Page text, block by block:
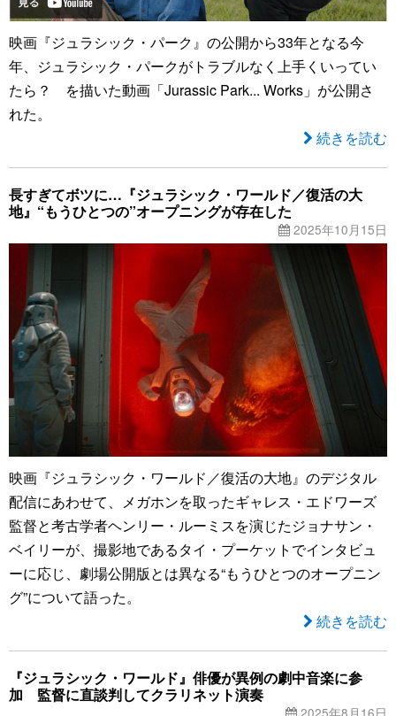
映画『ジュラシック・パーク』の公開から33年となる今
年、ジュラシック・パークがトラブルなく上手くいってい
たら？ を描いた動画「Jurassic Park... Works」が公開さ
れた。
続きを読む
長すぎてボツに…『ジュラシック・ワールド／復活の大
地』“もうひとつの”オープニングが存在した
2025年10月15日
映画『ジュラシック・ワールド／復活の大地』のデジタル
配信にあわせて、メガホンを取ったギャレス・エドワーズ
監督と考古学者ヘンリー・ルーミスを演じたジョナサン・
ベイリーが、撮影地であるタイ・プーケットでインタビュ
ーに応じ、劇場公開版とは異なる“もうひとつのオープニン
グ”について語った。
続きを読む
『ジュラシック・ワールド』俳優が異例の劇中音楽に参
加 監督に直談判してクラリネット演奏
2025年8月16日